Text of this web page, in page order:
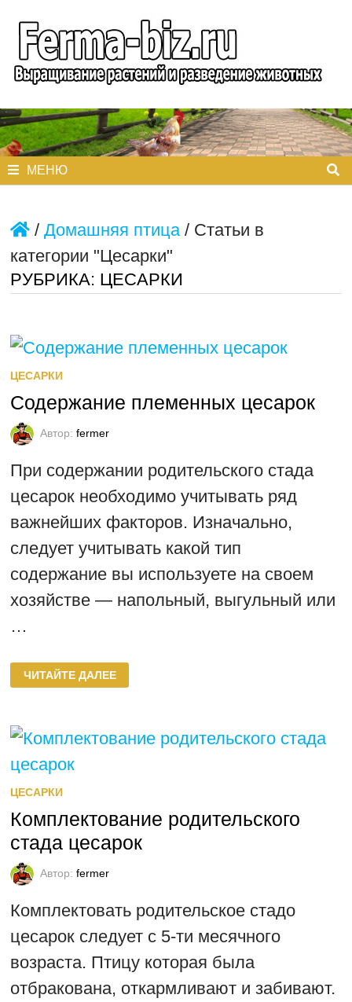
содержимому
МЕНЮ
/ Домашняя птица/ Статьи в
категории "Цесарки"
РУБРИКА: ЦЕСАРКИ
ЦЕСАРКИ
Содержание племенных цесарок
Автор: fermer
При содержании родительского стада
цесарок необходимо учитывать ряд
важнейших факторов. Изначально,
следует учитывать какой тип
содержание вы используете на своем
хозяйстве — напольный, выгульный или
…
СОДЕРЖАНИЕ
ПЛЕМЕННЫХ
ЦЕСАРОК
ЧИТАЙТЕ ДАЛЕЕ
ЦЕСАРКИ
Комплектование родительского
стада цесарок
Автор: fermer
Комплектовать родительское стадо
цесарок следует с 5-ти месячного
возраста. Птицу которая была
отбракована, откармливают и забивают.